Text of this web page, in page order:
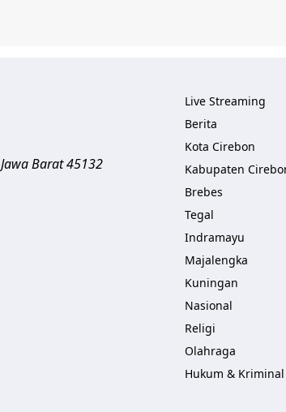
Jawa Barat45132
Live Streaming
Berita
Kota Cirebon
Kabupaten
Brebes
Tegal
Indramayu
Majalengka
Kuningan
Nasional
Religi
Olahraga
Hukum & Kriminal